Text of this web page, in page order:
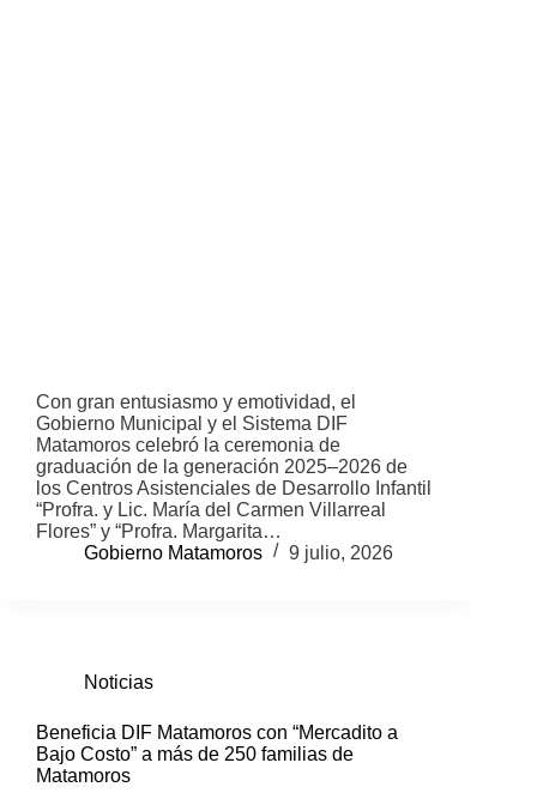
Con gran entusiasmo y emotividad, el
Gobierno Municipal y el Sistema DIF
Matamoros celebró la ceremonia de
graduación de la generación 2025–2026 de
los Centros Asistenciales de Desarrollo Infantil
“Profra. y Lic. María del Carmen Villarreal
Flores” y “Profra. Margarita…
Gobierno Matamoros
9 julio, 2026
Noticias
Beneficia DIF Matamoros con “Mercadito a
Bajo Costo” a más de 250 familias de
Matamoros